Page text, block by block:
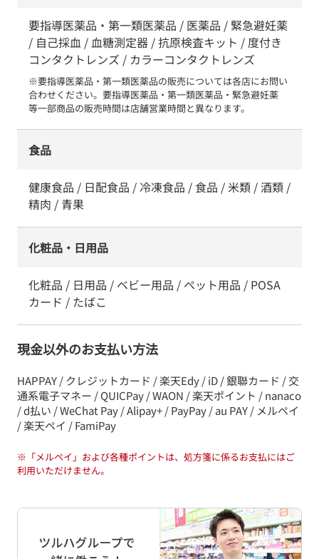
要指導医薬品・第一類医薬品 / 医薬品 / 緊急避妊薬
/ 自己採血 / 血糖測定器 / 抗原検査キット / 度付き
コンタクトレンズ / カラーコンタクトレンズ
※要指導医薬品・第一類医薬品の販売については各店にお問い
合わせください。要指導医薬品・第一類医薬品・緊急避妊薬
等一部商品の販売時間は店舗営業時間と異なります。
食品
健康食品 / 日配食品 / 冷凍食品 / 食品 / 米類 / 酒類 /
精肉 / 青果
化粧品・日用品
化粧品 / 日用品 / ベビー用品 / ペット用品 / POSA
カード / たばこ
現金以外のお支払い方法
HAPPAY / クレジットカード / 楽天Edy / iD / 銀聯カード / 交
通系電子マネー / QUICPay / WAON / 楽天ポイント / nanaco
/ d払い / WeChat Pay / Alipay+ / PayPay / au PAY / メルペイ
/ 楽天ペイ / FamiPay
※ 「メルペイ」および各種ポイントは、処方箋に係るお支払にはご
利用いただけません。